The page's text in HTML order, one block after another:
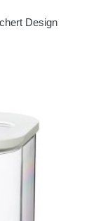
Design